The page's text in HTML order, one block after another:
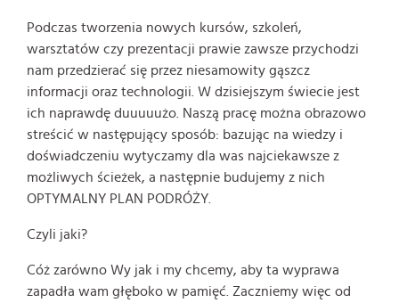
Podczas tworzenia nowych kursów, szkoleń,
warsztatów czy prezentacji prawie zawsze przychodzi
nam przedzierać się przez niesamowity gąszcz
informacji oraz technologii. W dzisiejszym świecie jest
ich naprawdę duuuuużo. Naszą pracę można obrazowo
streścić w następujący sposób: bazując na wiedzy i
doświadczeniu wytyczamy dla was najciekawsze z
możliwych ścieżek, a następnie budujemy z nich
OPTYMALNY PLAN PODRÓŻY.
Czyli jaki?
Cóż zarówno Wy jak i my chcemy, aby ta wyprawa
zapadła wam głęboko w pamięć. Zaczniemy więc od